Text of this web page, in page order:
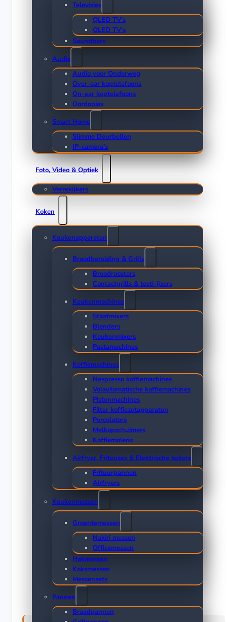
Televisies
QLED TV’s
OLED TV’s
Soundbars
Audio
Audio voor Onderweg
Over-ear koptelefoons
On-ear koptelefoons
Oordopjes
Smart Home
Slimme Deurbellen
IP-camera’s
Foto, Video & Optiek
Verrekijkers
Koken
Keukenapparaten
Broodbereiding & Grills
Broodroosters
Contactgrills & tosti-ijzers
Keukenmachines
Staafmixers
Blenders
Keukenmixers
Pastamachines
Koffiemachines
Nespresso koffiemachines
Volautomatische koffiemachines
Pistonmachines
Filter koffiezetapparaten
Percolators
Melkopschuimers
Koffiemolens
Airfryer, Friteuses & Elektrische kokers
Frituurpannen
Airfryers
Keukenmessen
Groentemessen
Nakiri messen
Officemessen
Hakmessen
Koksmessen
Messensets
Pannen
Braadpannen